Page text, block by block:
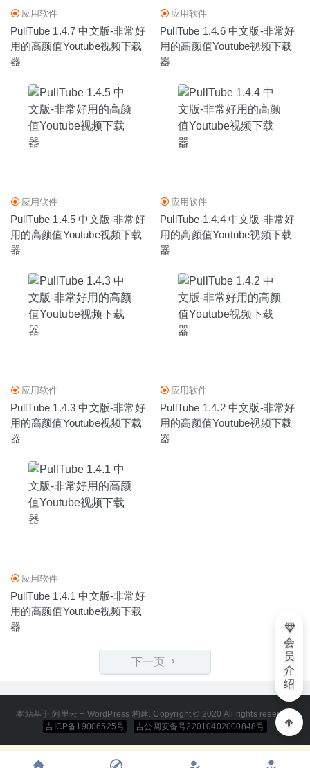
应用软件
PullTube 1.4.7 中文版-非常好
用的高颜值Youtube视频下载
器
应用软件
PullTube 1.4.6 中文版-非常好
用的高颜值Youtube视频下载
器
应用软件
PullTube 1.4.5 中文版-非常好
用的高颜值Youtube视频下载
器
应用软件
PullTube 1.4.4 中文版-非常好
用的高颜值Youtube视频下载
器
应用软件
PullTube 1.4.3 中文版-非常好
用的高颜值Youtube视频下载
器
应用软件
PullTube 1.4.2 中文版-非常好
用的高颜值Youtube视频下载
器
应用软件
PullTube 1.4.1 中文版-非常好
用的高颜值Youtube视频下载
器
下一页
本站基于 阿里云 + WordPress 构建. Copyright © 2020 All rights reserved
吉ICP备19006525号
吉公网安备号22010402000848号
会
员
介
绍